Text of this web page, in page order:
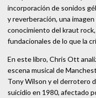
incorporación de sonidos
y reverberación, una
conocimiento del kraut
fundacionales de lo que la
En este libro, Chris Ott
escena musical de
Tony Wilson y el derrotero
suicidio en 1980, afectado